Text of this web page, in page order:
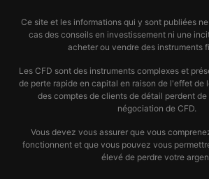
Ce site et les informations qui y sont publiées
cas des conseils en investissement ni une
acheter ou vendre des instruments
Les CFD sont des instruments complexes et
de perte rapide en capital en raison de l'effet de
des comptes de clients de détail perdent
négociation de CFD.
Vous devez vous assurer que vous
fonctionnent et que vous pouvez vous
élevé de perdre votre